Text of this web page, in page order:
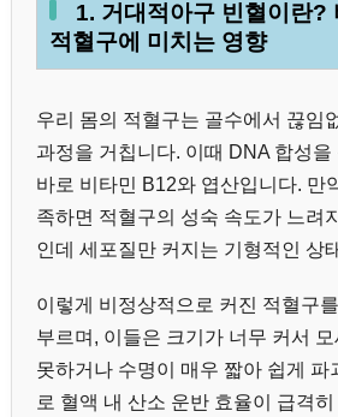
1. 거대적아구 빈혈이란?
적혈구에 미치는 영향
우리 몸의 적혈구는 골수에서 끊임
과정을 거칩니다. 이때 DNA 합성을
바로 비타민 B12와 엽산입니다. 만
족하면 적혈구의 성숙 속도가 느려
인데 세포질만 커지는 기형적인 상
이렇게 비정상적으로 커진 적혈구를
부르며, 이들은 크기가 너무 커서 모
못하거나 수명이 매우 짧아 쉽게 파
로 혈액 내 산소 운반 효율이 급격